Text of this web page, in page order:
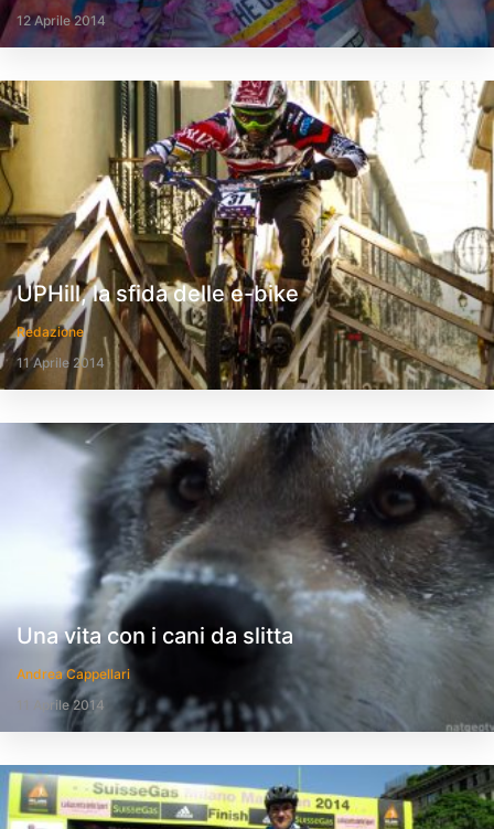
12 Aprile 2014
UPHill, la sfida delle e-bike
Redazione
11 Aprile 2014
Una vita con i cani da slitta
Andrea Cappellari
11 Aprile 2014